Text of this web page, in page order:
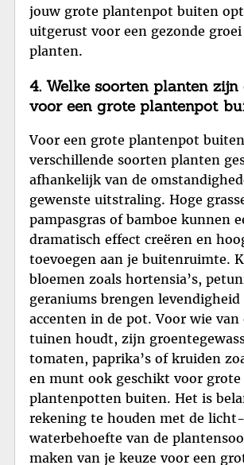
jouw grote plantenpot buiten
uitgerust voor een gezonde groei
planten.
4. Welke soorten planten
voor een grote plantenpot
Voor een grote plantenpot
verschillende soorten planten
afhankelijk van de
gewenste uitstraling. Hoge
pampasgras of bamboe kunnen
dramatisch effect creëren en
toevoegen aan je buitenruimte.
bloemen zoals hortensia’s,
geraniums brengen
accenten in de pot. Voor wie van
tuinen houdt, zijn
tomaten, paprika’s of kruiden
en munt ook geschikt voor grote
plantenpotten buiten. Het is
rekening te houden met de
waterbehoefte van de
maken van je keuze voor een